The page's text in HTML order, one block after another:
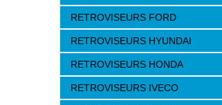
RETROVISEURS FORD
RETROVISEURS HYUNDAI
RETROVISEURS HONDA
RETROVISEURS IVECO